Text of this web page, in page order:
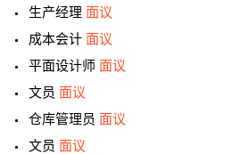
生产经理 面议
成本会计 面议
平面设计师 面议
文员 面议
仓库管理员 面议
文员 面议